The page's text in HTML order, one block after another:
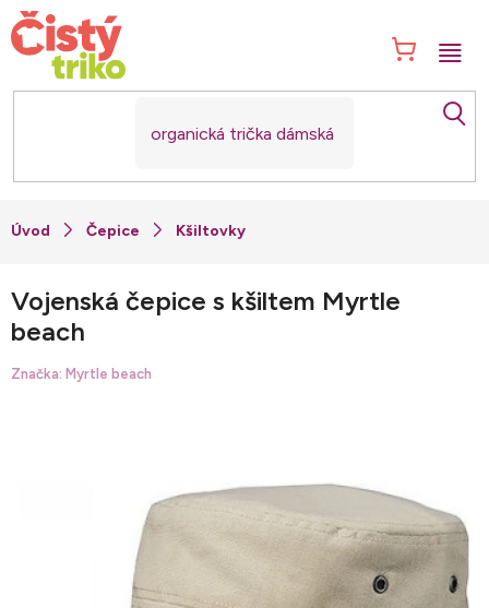
Přejít
na
obsah
Čepice Kšiltovky
Vojenská čepice s kšiltem Myrtle
beach
Značka: Myrtle beach